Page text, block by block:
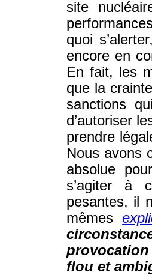
site
quoi
encore en
En fait, les
que la
sanctions
d’autoriser
prendre
Nous avons
absolue
s’agiter à
pesantes, il
mêmes
flou et